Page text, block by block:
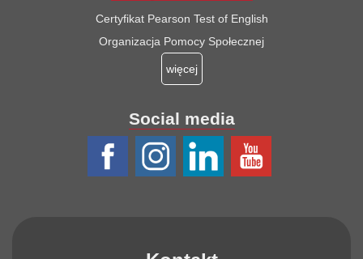
Certyfikat Pearson Test of English
Organizacja Pomocy Społecznej
więcej
Social media